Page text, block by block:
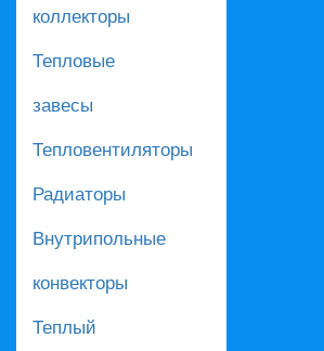
коллекторы
Тепловые
завесы
Тепловентиляторы
Радиаторы
Внутрипольные
конвекторы
Теплый